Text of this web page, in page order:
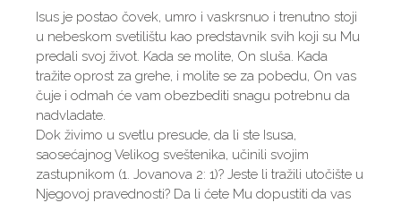
Isus je postao čovek, umro i vaskrsnuo i trenutno stoji
u nebeskom svetilištu kao predstavnik svih koji su Mu
predali svoj život. Kada se molite, On sluša. Kada
tražite oprost za grehe, i molite se za pobedu, On vas
čuje i odmah će vam obezbediti snagu potrebnu da
nadvladate.
Dok živimo u svetlu presude, da li ste Isusa,
saosećajnog Velikog sveštenika, učinili svojim
zastupnikom (1. Jovanova 2: 1)? Jeste li tražili utočište u
Nјegovoj pravednosti? Da li ćete Mu dopustiti da vas